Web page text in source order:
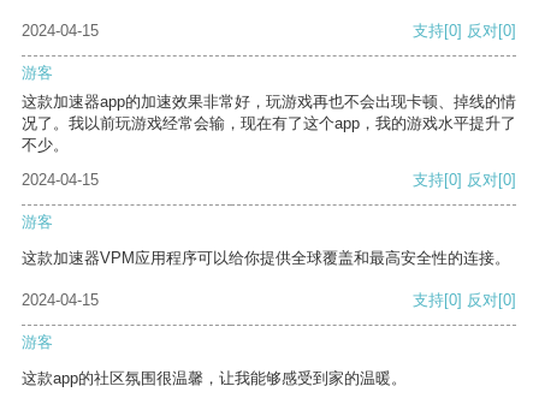
2024-04-15 支持[0] 反对[0]
游客
这款加速器app的加速效果非常好，玩游戏再也不会出现卡顿、掉线的情
况了。我以前玩游戏经常会输，现在有了这个app，我的游戏水平提升了
不少。
2024-04-15
支持[0] 反对[0]
游客
这款加速器VPM应用程序可以给你提供全球覆盖和最高安全性的连接。
2024-04-15 支持[0] 反对[0]
游客
这款app的社区氛围很温馨，让我能够感受到家的温暖。